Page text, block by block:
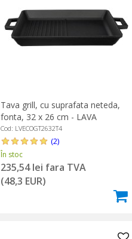
Tava grill, cu suprafata neteda,
fonta, 32 x 26 cm - LAVA
Cod: LVECOGT2632T4
(2)
În stoc
235,54 lei fara TVA
(48,3 EUR)